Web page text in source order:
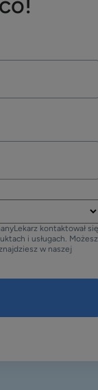
kontaktował się
i usługach. Możesz
w naszej